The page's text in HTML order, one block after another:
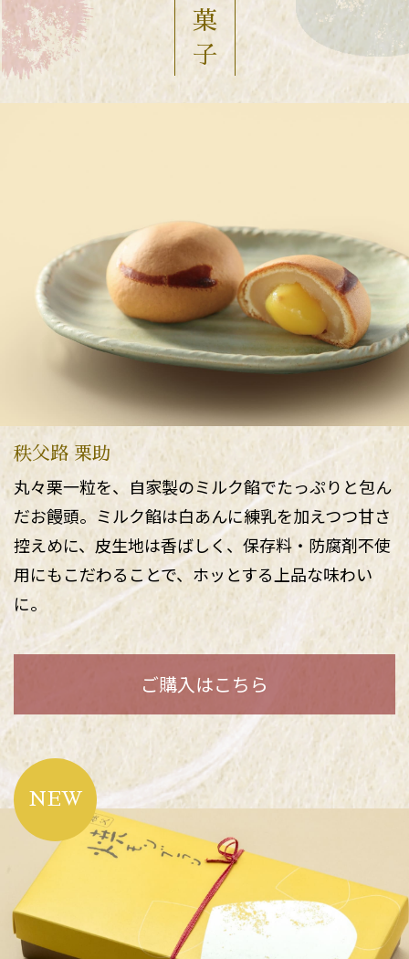
菓
子
秩父路 栗助
丸々栗一粒を、自家製のミルク餡でたっぷりと包ん
だお饅頭。ミルク餡は白あんに練乳を加えつつ甘さ
控えめに、皮生地は香ばしく、保存料・防腐剤不使
用にもこだわることで、ホッとする上品な味わい
に。
ご購入はこちら
NEW